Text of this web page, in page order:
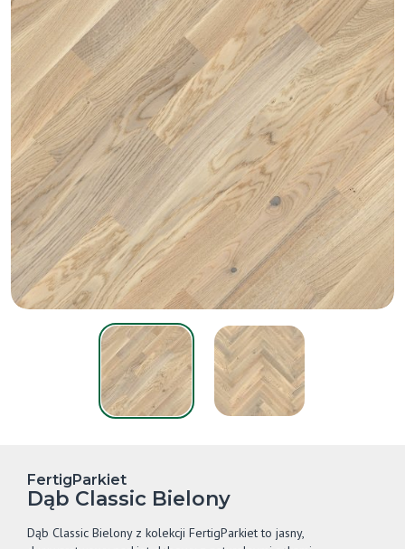
FertigParkiet
Dąb Classic Bielony
Dąb Classic Bielony z kolekcji FertigParkiet to jasny,